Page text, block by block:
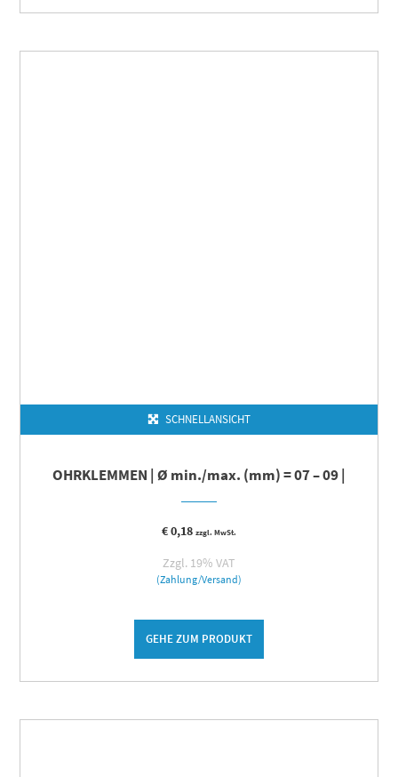
SCHNELLANSICHT
OHRKLEMMEN | Ø min./max. (mm) = 07 – 09 |
€0,18 zzgl. MwSt.
Zzgl. 19% VAT
(Zahlung/Versand)
GEHE ZUM PRODUKT